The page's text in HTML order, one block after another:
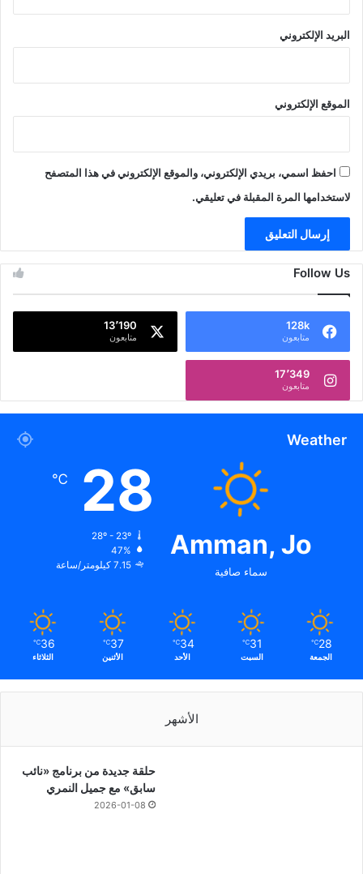
البريد الإلكتروني
الموقع الإلكتروني
احفظ اسمي، بريدي الإلكتروني، والموقع الإلكتروني في هذا المتصفح
لاستخدامها المرة المقبلة في تعليقي.
Follow Us
128k
متابعون
13٬190
متابعون
17٬349
متابعون
Weather
Amman, Jo
سماء صافية
28
℃
28º - 23º
47%
7.15 كيلومتر/ساعة
28
℃
الجمعة
31
℃
السبت
34
℃
الأحد
37
℃
الأثنين
36
℃
الثلاثاء
الأشهر
حلقة جديدة من برنامج «نائب
سابق» مع جميل النمري
2026-01-08